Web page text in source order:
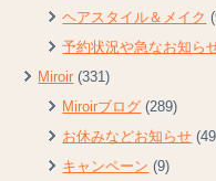
ヘアスタイル＆メイク
予約状況や急なお知ら
Miroir (331)
Miroirブログ (289)
お休みなどお知らせ
キャンペーン (9)